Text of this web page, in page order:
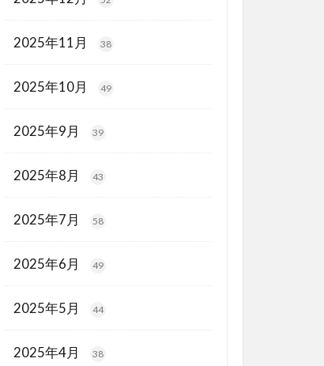
2025年11月 38
2025年10月 49
2025年9月 39
2025年8月 43
2025年7月 58
2025年6月 49
2025年5月 44
2025年4月 38